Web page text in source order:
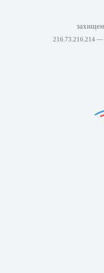
216.73.216.214 —